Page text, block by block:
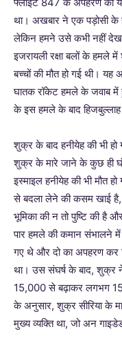
था। अखबार ने एक पड़ोसी के
लेकिन हमने उसे कभी नहीं
इजरायली रक्षा बलों के हमले
बच्चों की मौत हो गई थी।
घातक रॉकेट हमले के जवाब
के इस हमले के बाद हिजबुल्लाह
शुक्र के बाद हनीयेह की भी हो
शुक्र के मारे जाने के कुछ ही
इस्माइल हनीयेह की भी मौत
से बदला लेने की कसम खाई है,
भूमिका की न तो पुष्टि की है
पार हमले की कमान संभालने
गए थे और दो का अपहरण कर
था। उस संघर्ष के बाद, शुक्र
15,000 से बढ़ाकर लगभग
के अनुसार, शुक्र सीरिया के
मुख्य व्यक्ति था, जो अन